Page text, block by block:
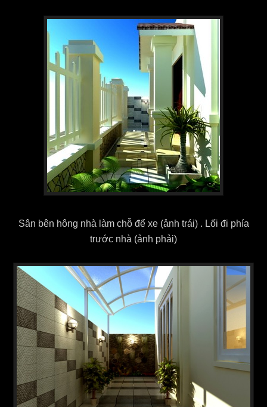
Sân bên hông nhà làm chỗ để xe (ảnh trái) . Lối đi phía
trước nhà (ảnh phải)